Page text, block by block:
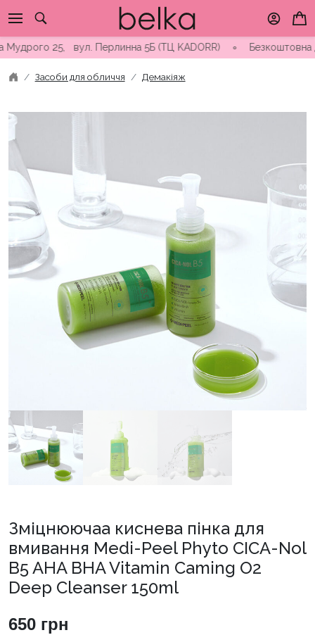
to
contentвул. Перлинна 5Б (ТЦ KADORR) ∘ Безкоштовна доставка
Засоби для обличчя Демакіяж
Зміцнюючаа киснева пінка для
вмивання Medi-Peel Phyto CICA-Nol
B5 AHA BHA Vitamin Caming O2
Deep Cleanser 150ml
650 грн